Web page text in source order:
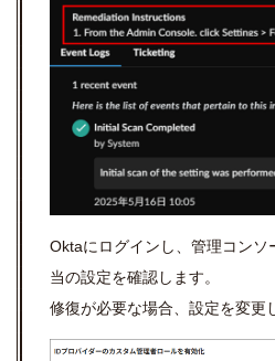
Oktaにログインし、管理コン
当の設定を確認します。
修復が必要な場合、設定を変更